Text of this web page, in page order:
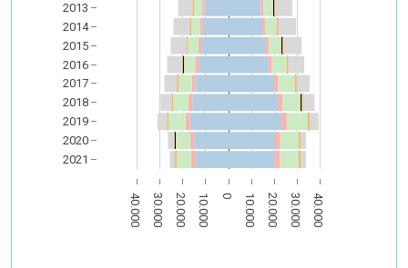
40.000 30.000 20.000 10.000 0 10.000 20.000 30.000 40.000
2021
2020
2019
2018
2017
2016
2015
2014
2013